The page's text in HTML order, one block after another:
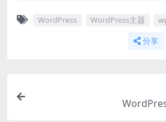
WordPress WordPress主题
分享